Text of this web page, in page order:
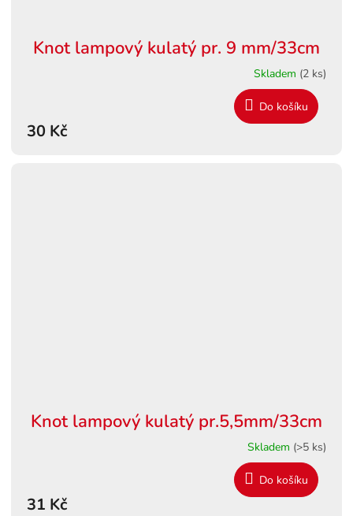
Knot lampový kulatý pr. 9 mm/33cm
Skladem (2 ks)
30 Kč
Do košíku
Knot lampový kulatý pr.5,5mm/33cm
Skladem (>5 ks)
31 Kč
Do košíku